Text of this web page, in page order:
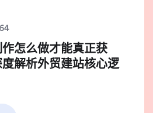
怎么做才能真正获
解析外贸建站核心逻